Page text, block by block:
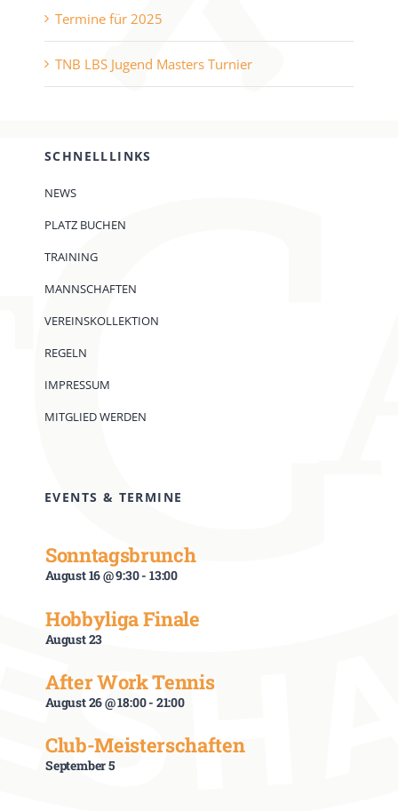
Termine für 2025
TNB LBS Jugend Masters Turnier
SCHNELLLINKS
NEWS
PLATZ BUCHEN
TRAINING
MANNSCHAFTEN
VEREINSKOLLEKTION
REGELN
IMPRESSUM
MITGLIED WERDEN
EVENTS & TERMINE
Sonntagsbrunch
August 16 @ 9:30- 13:00
Hobbyliga Finale
August 23
After Work Tennis
August 26 @ 18:00- 21:00
Club-Meisterschaften
September 5